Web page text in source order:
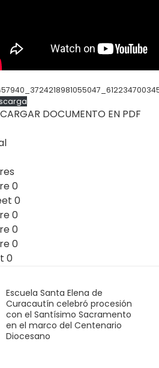
DOCUMENTO EN PDF
0
0
0
0
0
0
Escuela Santa Elena de
Curacautín celebró procesión
con el Santísimo Sacramento
en el marco del Centenario
Diocesano